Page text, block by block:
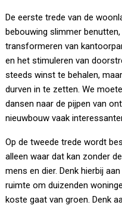
De eerste trede van de
bebouwing slimmer
transformeren van
en het stimuleren van
steeds winst te behalen,
durven in te zetten. We
dansen naar de pijpen van
nieuwbouw vaak
Op de tweede trede wordt
alleen waar dat kan zonder
mens en dier. Denk hierbij
ruimte om duizenden
koste gaat van groen. Denk